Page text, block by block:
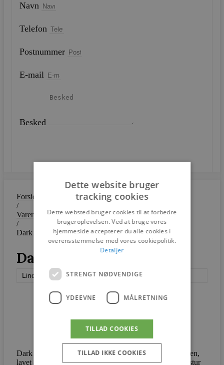
Navn
Telefon
Postnummer
E-mail
Besked
Forside
/
Varer
/
Dark Oak N1
Dark Oak N1
Lindebjerg Design
Dark Oak N1 vitrineskab er en specialudgave af N-serien,
lavet af eg og bejdset dyb sortbrun. Resultatet er en tekstur
Dette website bruger
tracking cookies
Dette websted bruger cookies til at forbedre
brugeroplevelsen. Ved at bruge vores
hjemmeside accepterer du alle cookies i
overensstemmelse med vores cookiepolitik.
Detaljer
STRENGT NØDVENDIGE
YDEEVNE MÅLRETNING
TILLAD COOKIES
TILLAD IKKE COOKIES